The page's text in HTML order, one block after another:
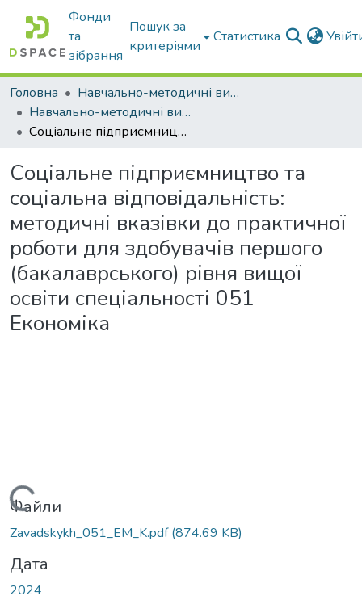
Фонди
та
зібрання
Пошук за
критеріями
Статистика
Головна
Навчально-методичні видання
Навчально-методичні видання
Соціальне підприємництво та соціальна відповідальність: методичні вказівки до практичної роботи для здобувачів першого (бакалаврського) рівня вищої освіти спеціальності 051 Економіка
Соціальне підприємництво та
соціальна відповідальність:
методичні вказівки до практичної
роботи для здобувачів першого
(бакалаврського) рівня вищої
освіти спеціальності 051
Економіка
Вантажиться...
Файли
Zavadskykh_051_EM_K.pdf(874.69 KB)
Дата
2024